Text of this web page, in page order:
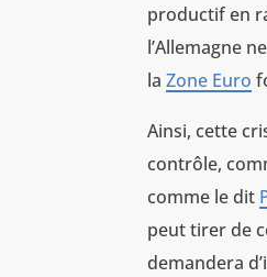
productif en
l’Allemagne
laZone Euro
Ainsi, cette
contrôle,
comme le dit
peut tirer de
demandera